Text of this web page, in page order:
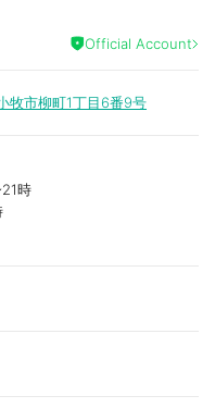
Official Account
牧市柳町1丁目6番9号
時